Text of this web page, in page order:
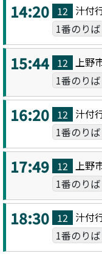
14:20 12 汁付
1番のりば
15:44 12 上野
1番のりば
16:20 12 汁付
1番のりば
17:49 12 上野
1番のりば
18:30 12 汁付
1番のりば